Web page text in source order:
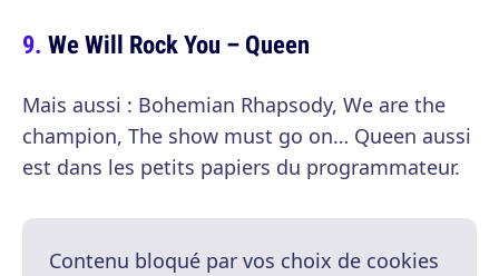
We Will Rock You – Queen
Mais aussi : Bohemian Rhapsody, We are the
champion, The show must go on… Queen aussi
est dans les petits papiers du programmateur.
Contenu bloqué par vos choix de cookies